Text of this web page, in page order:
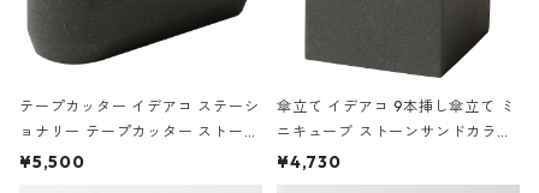
テープカッター イデアコ ステーシ
ョナリー テープカッター ストーン
サンドカラー 石調 ideaco Station
¥5,500
傘立て イデアコ 9本挿し傘立て ミ
ニキューブ ストーンサンドカラー
石調 ideaco Umbrella Stand CUB
E ストーンサンドブラック
¥4,730